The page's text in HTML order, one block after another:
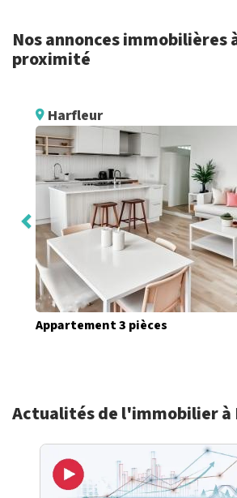
Nos annonces immobilières
proximité
Harfleur
Appartement 3 pièces
Actualités de l'immobilier à